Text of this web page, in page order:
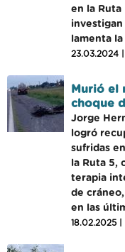
en la Ruta
investigan
lamenta
23.03.2024 |
Murió el
choque
Jorge
logró
sufridas
la Ruta 5,
terapia
de
en las
18.02.2025 |